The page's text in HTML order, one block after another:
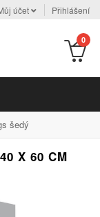
účet Přihlášení
0
šedý
X 60 CM